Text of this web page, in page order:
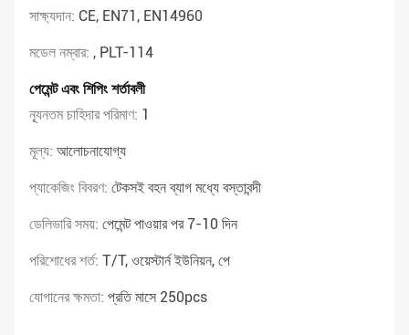
সাক্ষ্যদান: CE, EN71, EN14960
মডেল নম্বার: , PLT-114
পেমেন্ট এবং শিপিং শর্তাবলী
ন্যূনতম চাহিদার পরিমাণ: 1
মূল্য: আলোচনাযোগ্য
প্যাকেজিং বিবরণ: টেকসই বহন ব্যাগ মধ্যে বস্তাবন্দী
ডেলিভারি সময়: পেমেন্ট পাওয়ার পর 7-10 দিন
পরিশোধের শর্ত: T/T, ওয়েস্টার্ন ইউনিয়ন, পে
যোগানের ক্ষমতা: প্রতি মাসে 250pcs